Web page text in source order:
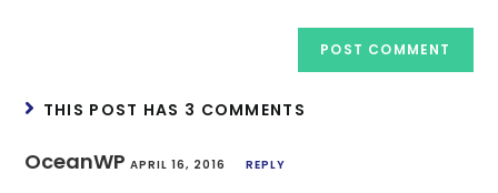
THIS POST HAS 3 COMMENTS
OceanWP APRIL 16, 2016 REPLY